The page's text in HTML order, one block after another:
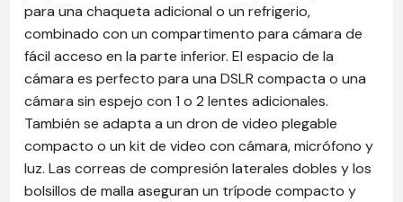
para una chaqueta adicional o un refrigerio,
combinado con un compartimento para cámara de
fácil acceso en la parte inferior. El espacio de la
cámara es perfecto para una DSLR compacta o una
cámara sin espejo con 1 o 2 lentes adicionales.
También se adapta a un dron de video plegable
compacto o un kit de video con cámara, micrófono y
luz. Las correas de compresión laterales dobles y los
bolsillos de malla aseguran un trípode compacto y